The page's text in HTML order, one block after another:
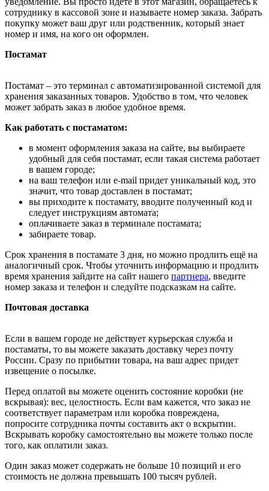
сотруднику в кассовой зоне и называете номер заказа. Забрать
покупку может ваш друг или родственник, который знает
номер и имя, на кого он оформлен.
Постамат
Постамат – это терминал с автоматизированной системой для
хранения заказанных товаров. Удобство в том, что человек
может забрать заказ в любое удобное время.
Как работать с постаматом:
в момент оформления заказа на сайте, вы выбираете
удобный для себя постамат, если такая система работает
в вашем городе;
на ваш телефон или e-mail придет уникальный код, это
значит, что товар доставлен в постамат;
вы приходите к постамату, вводите полученный код и
следует инструкциям автомата;
оплачиваете заказ в терминале постамата;
забираете товар.
Срок хранения в постамате 3 дня, но можно продлить ещё на
аналогичный срок. Чтобы уточнить информацию и продлить
время хранения зайдите на сайт нашего партнера, введите
номер заказа и телефон и следуйте подсказкам на сайте.
Почтовая доставка
Если в вашем городе не действует курьерская служба и
постаматы, то вы можете заказать доставку через почту
России. Сразу по прибытии товара, на ваш адрес придет
извещение о посылке.
Перед оплатой вы можете оценить состояние коробки (не
вскрывая): вес, целостность. Если вам кажется, что заказ не
соответствует параметрам или коробка повреждена,
попросите сотрудника почты составить акт о вскрытии.
Вскрывать коробку самостоятельно вы можете только после
того, как оплатили заказ.
Один заказ может содержать не больше 10 позиций и его
стоимость не должна превышать 100 тысяч рублей.